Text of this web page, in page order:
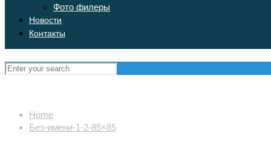
Фото филеры
Новости
Контакты
Home
Без-имени-1-2-85×85